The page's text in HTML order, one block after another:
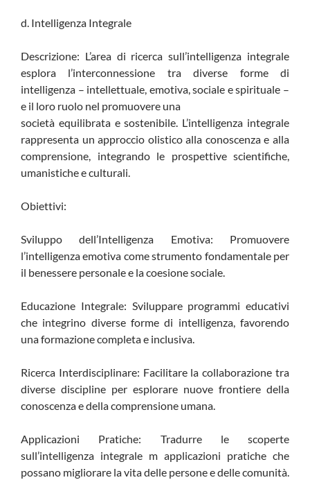
d. Intelligenza Integrale
Descrizione: L’area di ricerca sull’intelligenza integrale
esplora l’interconnessione tra diverse forme di
intelligenza – intellettuale, emotiva, sociale e spirituale –
e il loro ruolo nel promuovere una
società equilibrata e sostenibile. L’intelligenza integrale
rappresenta un approccio olistico alla conoscenza e alla
comprensione, integrando le prospettive scientifiche,
umanistiche e culturali.
Obiettivi:
Sviluppo dell’Intelligenza Emotiva: Promuovere
l’intelligenza emotiva come strumento fondamentale per
il benessere personale e la coesione sociale.
Educazione Integrale: Sviluppare programmi educativi
che integrino diverse forme di intelligenza, favorendo
una formazione completa e inclusiva.
Ricerca Interdisciplinare: Facilitare la collaborazione tra
diverse discipline per esplorare nuove frontiere della
conoscenza e della comprensione umana.
Applicazioni Pratiche: Tradurre le scoperte
sull’intelligenza integrale m applicazioni pratiche che
possano migliorare la vita delle persone e delle comunità.